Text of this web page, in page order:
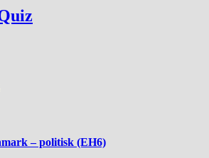
– politisk (EH6)